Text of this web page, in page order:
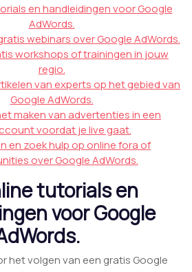
en handleidingen voor Google
AdWords.
webinars over Google AdWords.
workshops of trainingen in jouw
regio.
van experts op het gebied van
Google AdWords.
maken van advertenties in een
voordat je live gaat.
en zoek hulp op online fora of
over Google AdWords.
tutorials en
voor Google
het volgen van een gratis Google